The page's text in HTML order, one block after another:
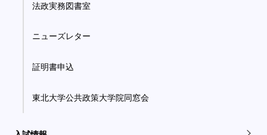
法政実務図書室
ニューズレター
証明書申込
東北大学公共政策大学院同窓会